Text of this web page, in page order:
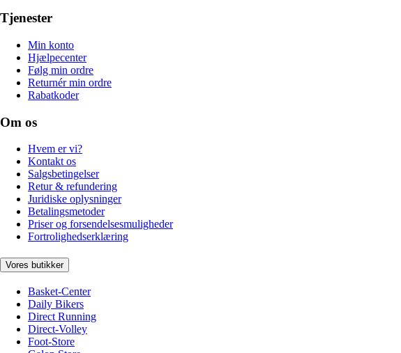
Tjenester
Min konto
Hjælpecenter
Følg min ordre
Returnér min ordre
Rabatkoder
Om os
Hvem er vi?
Kontakt os
Salgsbetingelser
Retur & refundering
Juridiske oplysninger
Betalingsmetoder
Priser og forsendelsesmuligheder
Fortrolighedserklæring
Vores butikker
Basket-Center
Daily Bikers
Direct Running
Direct-Volley
Foot-Store